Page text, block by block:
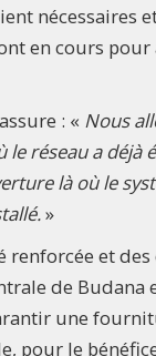
nécessaires
en cours
: « Nous
réseau a déjà
là où le
»
renforcée et
de Budana
une
pour le